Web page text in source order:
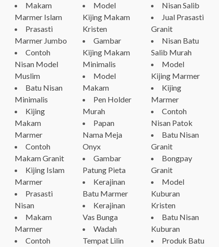
Makam
Marmer Islam
Prasasti
Marmer Jumbo
Contoh
Nisan Model
Muslim
Batu Nisan
Minimalis
Kijing
Makam
Marmer
Contoh
Makam Granit
Kijing Islam
Marmer
Prasasti
Nisan
Makam
Marmer
Contoh
Model
Kijing Makam
Kristen
Gambar
Kijing Makam
Minimalis
Model
Makam
Pen Holder
Murah
Papan
Nama Meja
Onyx
Gambar
Patung Pieta
Kerajinan
Batu Marmer
Kerajinan
Vas Bunga
Wadah
Tempat Lilin
Nisan Salib
Jual Prasasti
Granit
Nisan Batu
Salib Murah
Model
Kijing Marmer
Kijing
Marmer
Contoh
Nisan Patok
Batu Nisan
Granit
Bongpay
Granit
Model
Kuburan
Kristen
Batu Nisan
Kuburan
Produk Batu